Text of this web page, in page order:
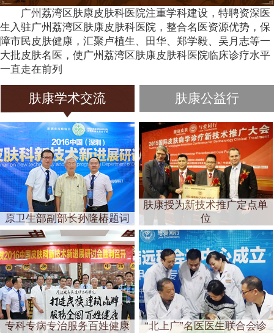
广州荔湾区肤康皮肤科医院注重学科建设，特聘资深医
生入驻广州荔湾区肤康皮肤科医院，整合名医资源优势，保
障市民皮肤健康，汇聚卢植生、田华、郑学毅、吴月志等一
大批皮肤名医，使广州荔湾区肤康皮肤科医院临床诊疗水平
一直走在前列
肤康学术交流 肤康公益行
原卫生部副部长孙隆椿题词
肤康授为新技术推广定点单
位
专科专病专治服务百姓健康 “北上广”名医医生联合会诊